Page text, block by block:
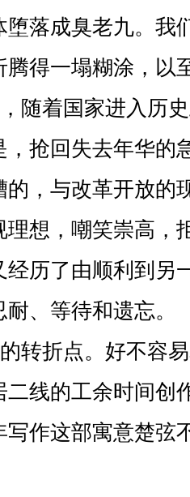
堕落成臭老九。我
腾得一塌糊涂，以
着国家进入历史
，抢回失去年华的
的，与改革开放的
理想，嘲笑崇高，
经历了由顺利到另
、等待和遗忘。
折点。好不容易
二线的工余时间创
写作这部寓意楚弦